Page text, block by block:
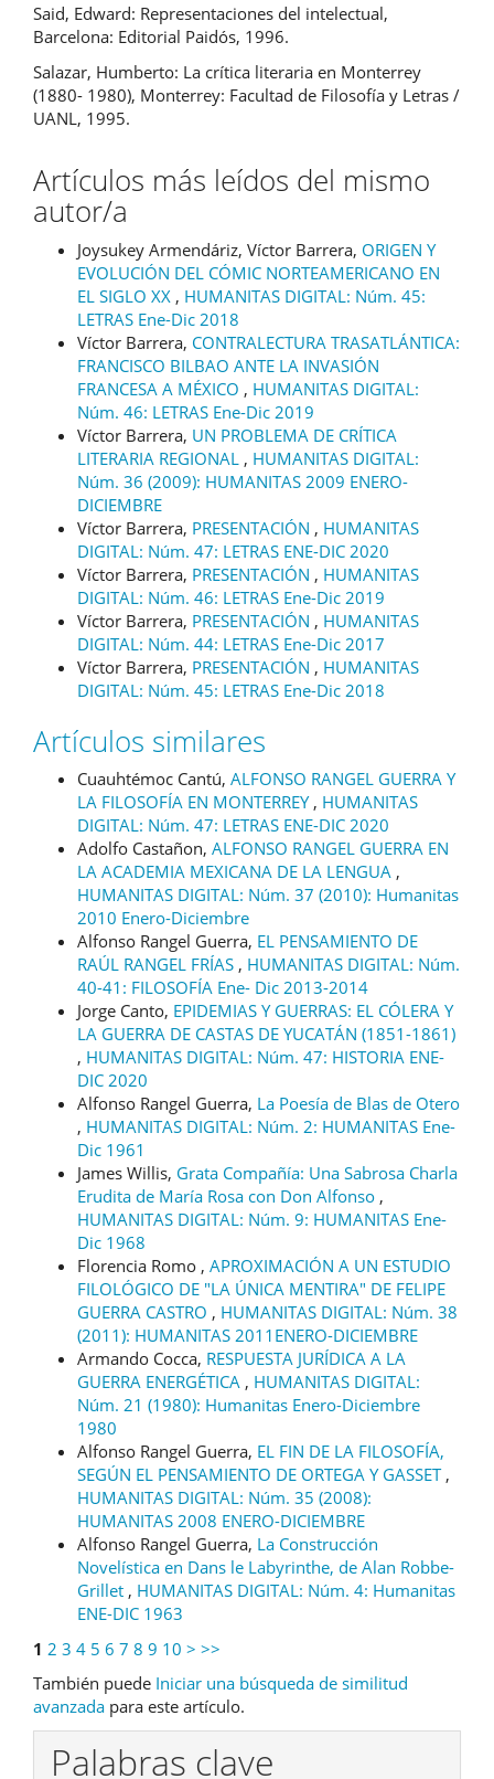
Said, Edward: Representaciones del intelectual,
Barcelona: Editorial Paidós, 1996.
Salazar, Humberto: La crítica literaria en Monterrey
(1880- 1980), Monterrey: Facultad de Filosofía y Letras /
UANL, 1995.
Artículos más leídos del mismo
autor/a
Joysukey Armendáriz, Víctor Barrera, ORIGEN Y
EVOLUCIÓN DEL CÓMIC NORTEAMERICANO EN
EL SIGLO XX , HUMANITAS DIGITAL: Núm. 45:
LETRAS Ene-Dic 2018
Víctor Barrera, CONTRALECTURA TRASATLÁNTICA:
FRANCISCO BILBAO ANTE LA INVASIÓN
FRANCESA A MÉXICO , HUMANITAS DIGITAL:
Núm. 46: LETRAS Ene-Dic 2019
Víctor Barrera, UN PROBLEMA DE CRÍTICA
LITERARIA REGIONAL , HUMANITAS DIGITAL:
Núm. 36 (2009): HUMANITAS 2009 ENERO-
DICIEMBRE
Víctor Barrera, PRESENTACIÓN , HUMANITAS
DIGITAL: Núm. 47: LETRAS ENE-DIC 2020
Víctor Barrera, PRESENTACIÓN , HUMANITAS
DIGITAL: Núm. 46: LETRAS Ene-Dic 2019
Víctor Barrera, PRESENTACIÓN , HUMANITAS
DIGITAL: Núm. 44: LETRAS Ene-Dic 2017
Víctor Barrera, PRESENTACIÓN , HUMANITAS
DIGITAL: Núm. 45: LETRAS Ene-Dic 2018
Artículos similares
Cuauhtémoc Cantú, ALFONSO RANGEL GUERRA Y
LA FILOSOFÍA EN MONTERREY , HUMANITAS
DIGITAL: Núm. 47: LETRAS ENE-DIC 2020
Adolfo Castañon, ALFONSO RANGEL GUERRA EN
LA ACADEMIA MEXICANA DE LA LENGUA ,
HUMANITAS DIGITAL: Núm. 37 (2010): Humanitas
2010 Enero-Diciembre
Alfonso Rangel Guerra, EL PENSAMIENTO DE
RAÚL RANGEL FRÍAS , HUMANITAS DIGITAL: Núm.
40-41: FILOSOFÍA Ene- Dic 2013-2014
Jorge Canto, EPIDEMIAS Y GUERRAS: EL CÓLERA Y
LA GUERRA DE CASTAS DE YUCATÁN (1851-1861)
, HUMANITAS DIGITAL: Núm. 47: HISTORIA ENE-
DIC 2020
Alfonso Rangel Guerra, La Poesía de Blas de Otero
, HUMANITAS DIGITAL: Núm. 2: HUMANITAS Ene-
Dic 1961
James Willis, Grata Compañía: Una Sabrosa Charla
Erudita de María Rosa con Don Alfonso ,
HUMANITAS DIGITAL: Núm. 9: HUMANITAS Ene-
Dic 1968
Florencia Romo , APROXIMACIÓN A UN ESTUDIO
FILOLÓGICO DE "LA ÚNICA MENTIRA" DE FELIPE
GUERRA CASTRO , HUMANITAS DIGITAL: Núm. 38
(2011): HUMANITAS 2011ENERO-DICIEMBRE
Armando Cocca, RESPUESTA JURÍDICA A LA
GUERRA ENERGÉTICA , HUMANITAS DIGITAL:
Núm. 21 (1980): Humanitas Enero-Diciembre
1980
Alfonso Rangel Guerra, EL FIN DE LA FILOSOFÍA,
SEGÚN EL PENSAMIENTO DE ORTEGA Y GASSET ,
HUMANITAS DIGITAL: Núm. 35 (2008):
HUMANITAS 2008 ENERO-DICIEMBRE
Alfonso Rangel Guerra, La Construcción
Novelística en Dans le Labyrinthe, de Alan Robbe-
Grillet , HUMANITAS DIGITAL: Núm. 4: Humanitas
ENE-DIC 1963
1 2 3 4 5 6 7 8 9 10 > >>
También puede Iniciar una búsqueda de similitud
avanzada para este artículo.
Palabras clave